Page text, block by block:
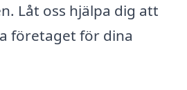
Låt oss hjälpa dig att
företaget för dina